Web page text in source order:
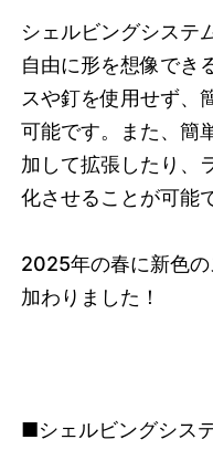
シェルビングシステ
自由に形を想像でき
スや釘を使用せず、
可能です。また、簡
加して拡張したり、
化させることが可能
2025年の春に新色
加わりました！
■シェルビングシス